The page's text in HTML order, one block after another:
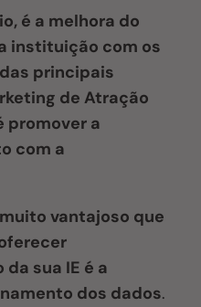
é a melhora do
instituição com os
principais
de Atração
promover a
com a
vantajoso que
sua IE é a
dos dados.